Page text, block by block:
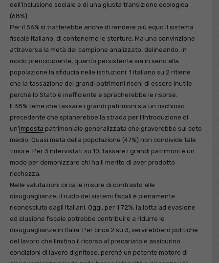
dell’inclusione sociale e di una giusta transizione ecologica
(68%).
Per il 56% si tratterebbe anche di rendere più equo il sistema
fiscale italiano: di contenerne le storture. Ma una convinzione
attraversa la metà del campione analizzato, delineando, in
modo preoccupante, quanto persistente sia in seno alla
popolazione la sfiducia nelle istituzioni: 1 italiano su 2 ritiene
che la tassazione dei grandi patrimoni rischi di essere inutile
perché lo Stato è inefficiente e sprecherebbe le risorse.
Il 38% teme che tassare i grandi patrimoni sia un rischioso
precedente che spianerebbe la strada per l’introduzione di
un’imposta patrimoniale generalizzata che graverebbe sul ceto
medio. Quasi metà della popolazione (47%) non condivide tale
timore. Per 3 intervistati su 10, tassare i grandi patrimoni è un
modo per demonizzare chi ha il merito di aver prodotto
ricchezza.
Nelle valutazioni circa le misure di contrasto alle
disuguaglianze, il ruolo dei sistemi fiscali è pienamente
riconosciuto dagli italiani. Oggi, per il 72%, la lotta ad evasione
ed elusione fiscale potrebbe contribuire a ridurre le
disuguaglianze in Italia. Per circa 2 su 3, servirebbero politiche
del lavoro che limitino il ricorso al precariato e assicurino
condizioni di lavoro dignitose: perché un potente motore di